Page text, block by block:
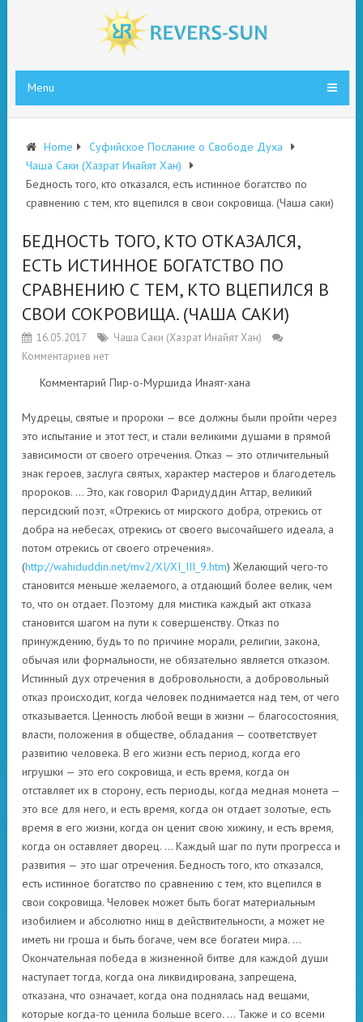
Menu
Home
Суфийское Послание о Свободе Духа
Чаша Саки (Хазрат Инайят Хан)
Бедность того, кто отказался, есть истинное богатство по
сравнению с тем, кто вцепился в свои сокровища. (Чаша саки)
БЕДНОСТЬ ТОГО, КТО ОТКАЗАЛСЯ,
ЕСТЬ ИСТИННОЕ БОГАТСТВО ПО
СРАВНЕНИЮ С ТЕМ, КТО ВЦЕПИЛСЯ В
СВОИ СОКРОВИЩА. (ЧАША САКИ)
16.05.2017
Чаша Саки (Хазрат Инайят Хан)
Комментариев нет
Комментарий Пир-о-Муршида Инаят-хана
Мудрецы, святые и пророки — все должны были пройти через
это испытание и этот тест, и стали великими душами в прямой
зависимости от своего отречения. Отказ — это отличительный
знак героев, заслуга святых, характер мастеров и благодетель
пророков. … Это, как говорил Фаридуддин Аттар, великий
персидский поэт, «Отрекись от мирского добра, отрекись от
добра на небесах, отрекись от своего высочайшего идеала, а
потом отрекись от своего отречения».
(http://wahiduddin.net/mv2/XI/XI_III_9.htm) Желающий чего-то
становится меньше желаемого, а отдающий более велик, чем
то, что он отдает. Поэтому для мистика каждый акт отказа
становится шагом на пути к совершенству. Отказ по
принуждению, будь то по причине морали, религии, закона,
обычая или формальности, не обязательно является отказом.
Истинный дух отречения в добровольности, а добровольный
отказ происходит, когда человек поднимается над тем, от чего
отказывается. Ценность любой вещи в жизни — благосостояния,
власти, положения в обществе, обладания — соответствует
развитию человека. В его жизни есть период, когда его
игрушки — это его сокровища, и есть время, когда он
отставляет их в сторону, есть периоды, когда медная монета —
это все для него, и есть время, когда он отдает золотые, есть
время в его жизни, когда он ценит свою хижину, и есть время,
когда он оставляет дворец. … Каждый шаг по пути прогресса и
развития — это шаг отречения. Бедность того, кто отказался,
есть истинное богатство по сравнению с тем, кто вцепился в
свои сокровища. Человек может быть богат материальным
изобилием и абсолютно нищ в действительности, а может не
иметь ни гроша и быть богаче, чем все богатеи мира. …
Окончательная победа в жизненной битве для каждой души
наступает тогда, когда она ликвидирована, запрещена,
отказана, что означает, когда она поднялась над вещами,
которые когда-то ценила больше всего. … Также и со всеми